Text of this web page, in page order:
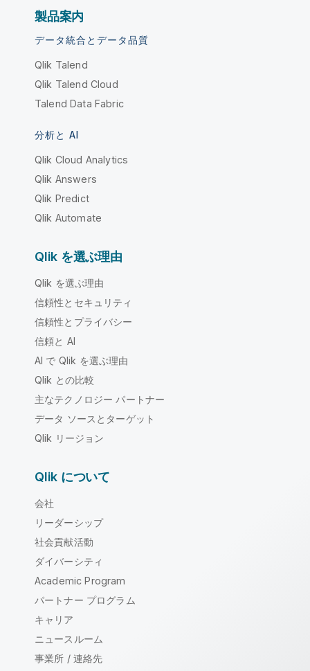
製品案内
データ統合とデータ品質
Qlik Talend
Qlik Talend Cloud
Talend Data Fabric
分析と AI
Qlik Cloud Analytics
Qlik Answers
Qlik Predict
Qlik Automate
Qlik を選ぶ理由
Qlik を選ぶ理由
信頼性とセキュリティ
信頼性とプライバシー
信頼と AI
AI で Qlik を選ぶ理由
Qlik との比較
主なテクノロジー パートナー
データ ソースとターゲット
Qlik リージョン
Qlik について
会社
リーダーシップ
社会貢献活動
ダイバーシティ
Academic Program
パートナー プログラム
キャリア
ニュースルーム
事業所 / 連絡先